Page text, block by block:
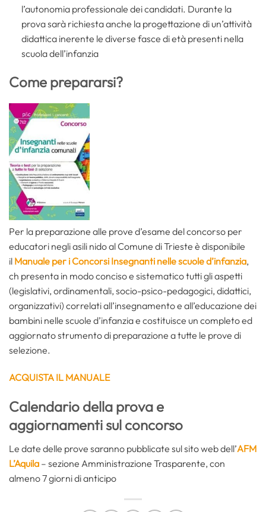
l’autonomia professionale dei candidati. Durante la
prova sarà richiesta anche la progettazione di un’attività
didattica inerente le diverse fasce di età presenti nella
scuola dell’infanzia
Come prepararsi?
Per la preparazione alle prove d’esame del concorso per
educatori negli asili nido al Comune di Trieste è disponibile
il Manuale per i Concorsi Insegnanti nelle scuole d’infanzia,
ch presenta in modo conciso e sistematico tutti gli aspetti
(legislativi, ordinamentali, socio-psico-pedagogici, didattici,
organizzativi) correlati all’insegnamento e all’educazione dei
bambini nelle scuole d’infanzia e costituisce un completo ed
aggiornato strumento di preparazione a tutte le prove di
selezione.
ACQUISTA IL MANUALE
Calendario della prova e
aggiornamenti sul concorso
Le date delle prove saranno pubblicate sul sito web dell’AFM
L’Aquila – sezione Amministrazione Trasparente, con
almeno 7 giorni di anticipo